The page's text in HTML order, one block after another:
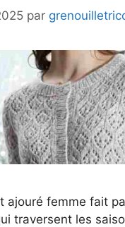
par
ajouré femme fait
traversent les